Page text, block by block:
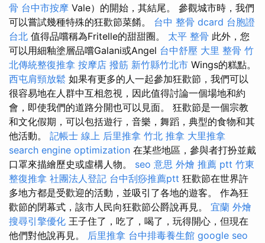
骨 台中市按摩 Vale）的開始，其結尾。 參觀城市時，我們
可以嘗試幾種特殊的狂歡節菜餚。 台中 整骨 dcard 台胞證
台北 值得品嚐稱為Fritelle的甜甜圈。 太平 整骨 此外，您
可以用細釉塗層品嚐Galani或Angel 台中舒壓 大里 整骨 竹
北傳統整復推拿 按摩店 撥筋 新竹縣竹北市 Wings的糕點。
西屯肩頸放鬆 如果有更多的人一起參加狂歡節，我們可以
很容易地在人群中互相忽視，因此值得討論一個場地和約
會，即使我們的道路分開也可以見面。 狂歡節是一個宗教
和文化假期，可以包括遊行，音樂，舞蹈，典型的食物和其
他活動。 記帳士 線上 后里推拿 竹北 推拿 大里推拿
search engine optimization 在某些地區，參與者打扮並戴
口罩來描繪歷史或虛構人物。 seo 意思 外燴 推薦 ptt 竹東
整復推拿 社團法人登記 台中刮痧推薦ptt 狂歡節在世界許
多地方都是受歡迎的活動，並吸引了各地的遊客。 作為狂
歡節的閉幕式，該市人民向狂歡節公爵說再見。 宜蘭 外燴
搜尋引擎優化 王子住了，吃了，喝了，玩得開心，但現在
他們對他說再見。 后里推拿 台中排毒養生館 google seo